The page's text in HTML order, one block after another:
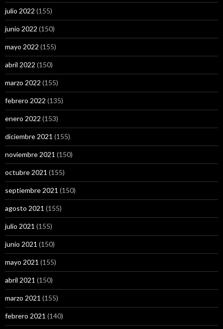
julio 2022 (155)
junio 2022 (150)
mayo 2022 (155)
abril 2022 (150)
marzo 2022 (155)
febrero 2022 (135)
enero 2022 (153)
diciembre 2021 (155)
noviembre 2021 (150)
octubre 2021 (155)
septiembre 2021 (150)
agosto 2021 (155)
julio 2021 (155)
junio 2021 (150)
mayo 2021 (155)
abril 2021 (150)
marzo 2021 (155)
febrero 2021 (140)